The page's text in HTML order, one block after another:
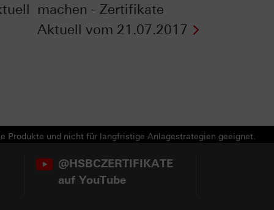
machen - Zertifikate
Aktuell vom 21.07.2017
Produkte und nicht für langfristige Anlagestrategien geeignet.
@HSBCZERTIFIKATE
auf YouTube